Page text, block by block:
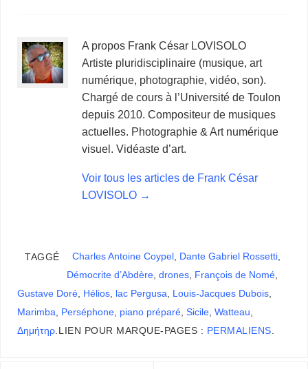
A propos Frank César LOVISOLO
Artiste pluridisciplinaire (musique, art
numérique, photographie, vidéo, son).
Chargé de cours à l’Université de Toulon
depuis 2010. Compositeur de musiques
actuelles. Photographie & Art numérique
visuel. Vidéaste d’art.
Voir tous les articles de Frank César
LOVISOLO →
TAGGÉ Charles Antoine Coypel , Dante Gabriel Rossetti,
Démocrite d’Abdère, drones, François de Nomé,
Gustave Doré, Hélios, lac Pergusa, Louis-Jacques Dubois,
Marimba, Perséphone, piano préparé,Sicile,Watteau,
Δημήτηρ. LIEN POUR MARQUE-PAGES : PERMALIENS.